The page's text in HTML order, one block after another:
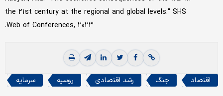
the 21st century at the regional and global levels." SHS
Web of Conferences, 2023.‌
اقتصاد جنگ رشد اقتصادی روسیه سرمایه